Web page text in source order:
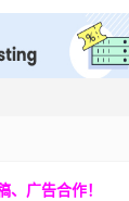
广告合作！